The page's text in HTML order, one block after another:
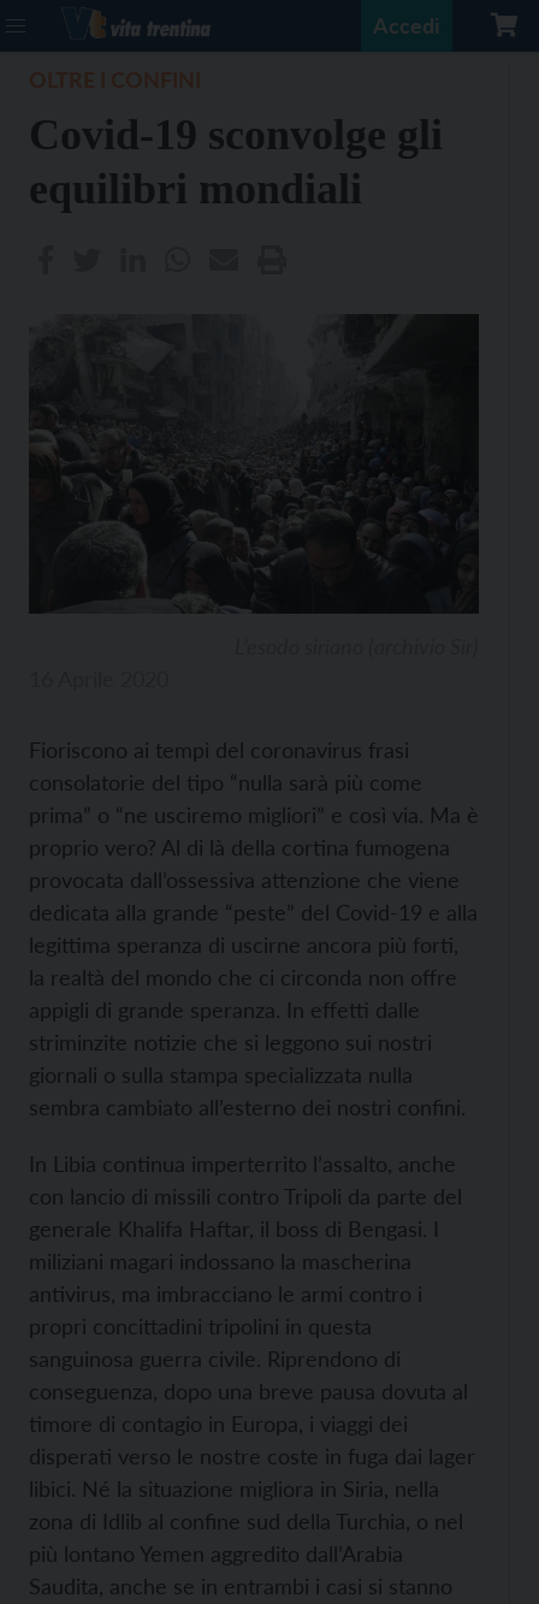
Accedi
Covid-19 sconvolge gli
equilibri mondiali
Fioriscono ai tempi del coronavirus frasi
consolatorie del tipo “nulla sarà più come
prima” o “ne usciremo migliori” e così via. Ma è
proprio vero? Al di là della cortina fumogena
provocata dall’ossessiva attenzione che viene
dedicata alla grande “peste” del Covid-19 e alla
legittima speranza di uscirne ancora più forti,
la realtà del mondo che ci circonda non offre
appigli di grande speranza. In effetti dalle
striminzite notizie che si leggono sui nostri
giornali o sulla stampa specializzata nulla
sembra cambiato all’esterno dei nostri confini.
In Libia continua imperterrito l’assalto, anche
con lancio di missili contro Tripoli da parte del
generale Khalifa Haftar, il boss di Bengasi. I
miliziani magari indossano la mascherina
antivirus, ma imbracciano le armi contro i
propri concittadini tripolini in questa
sanguinosa guerra civile. Riprendono di
conseguenza, dopo una breve pausa dovuta al
timore di contagio in Europa, i viaggi dei
disperati verso le nostre coste in fuga dai lager
libici. Né la situazione migliora in Siria, nella
zona di Idlib al confine sud della Turchia, o nel
più lontano Yemen aggredito dall’Arabia
Saudita, anche se in entrambi i casi si stanno